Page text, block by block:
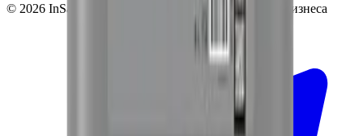
© 2026 InSafe.ru — Товары и технологии для автобизнеса